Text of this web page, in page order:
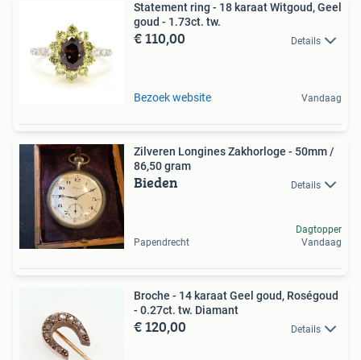
Statement ring - 18 karaat Witgoud, Geel
goud - 1.73ct. tw.
€ 110,00 Details
Bezoek website Vandaag
Zilveren Longines Zakhorloge - 50mm /
86,50 gram
Bieden Details
Papendrecht
Dagtopper
Vandaag
Broche - 14 karaat Geel goud, Roségoud
- 0.27ct. tw. Diamant
€ 120,00 Details